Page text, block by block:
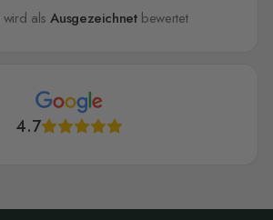
wird alsAusgezeichnetbewertet
4.7